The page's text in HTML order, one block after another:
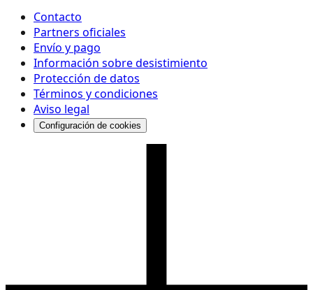
Contacto
Partners oficiales
Envío y pago
Información sobre desistimiento
Protección de datos
Términos y condiciones
Aviso legal
Configuración de cookies